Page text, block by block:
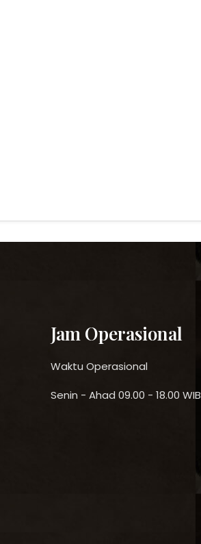
Jam Operasional
Waktu Operasional
Senin - Ahad 09.00 - 18.00 WIB